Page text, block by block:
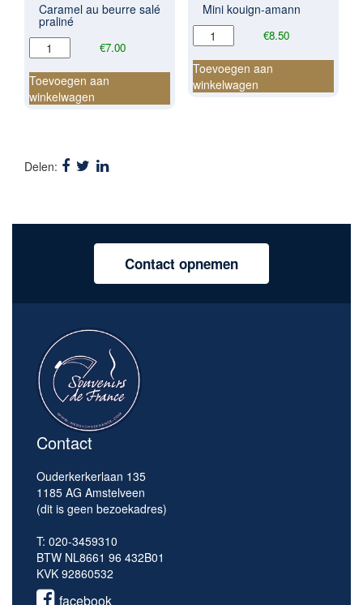
Caramel au beurre salé
praliné
€7.00
Caramel
au
beurre
salé
praliné
Toevoegen aan
winkelwagen
Mini kouign-amann
€8.50
Mini
kouign-
amann
aantal
Toevoegen aan
winkelwagen
Delen:
Contact opnemen
Contact
Ouderkerkerlaan 135
1185 AG Amstelveen
(dit is geen bezoekadres)
T: 020-3459310
BTW NL8661 96 432B01
KVK 92860532
facebook